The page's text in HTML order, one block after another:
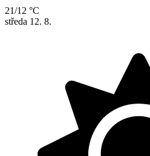
21/12 °C
středa 12. 8.